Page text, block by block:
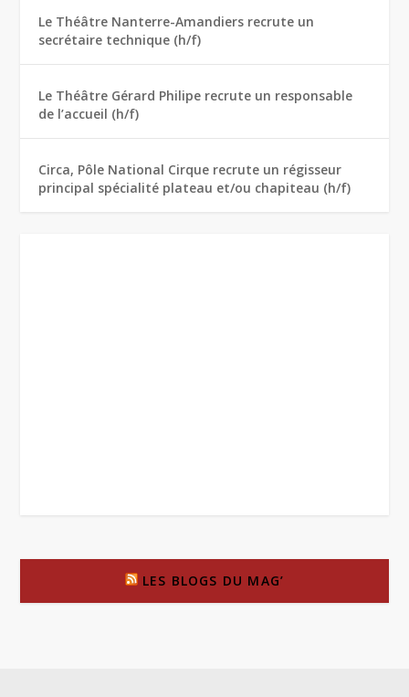
Le Théâtre Nanterre-Amandiers recrute un
secrétaire technique (h/f)
Le Théâtre Gérard Philipe recrute un responsable
de l’accueil (h/f)
Circa, Pôle National Cirque recrute un régisseur
principal spécialité plateau et/ou chapiteau (h/f)
LES BLOGS DU MAG’